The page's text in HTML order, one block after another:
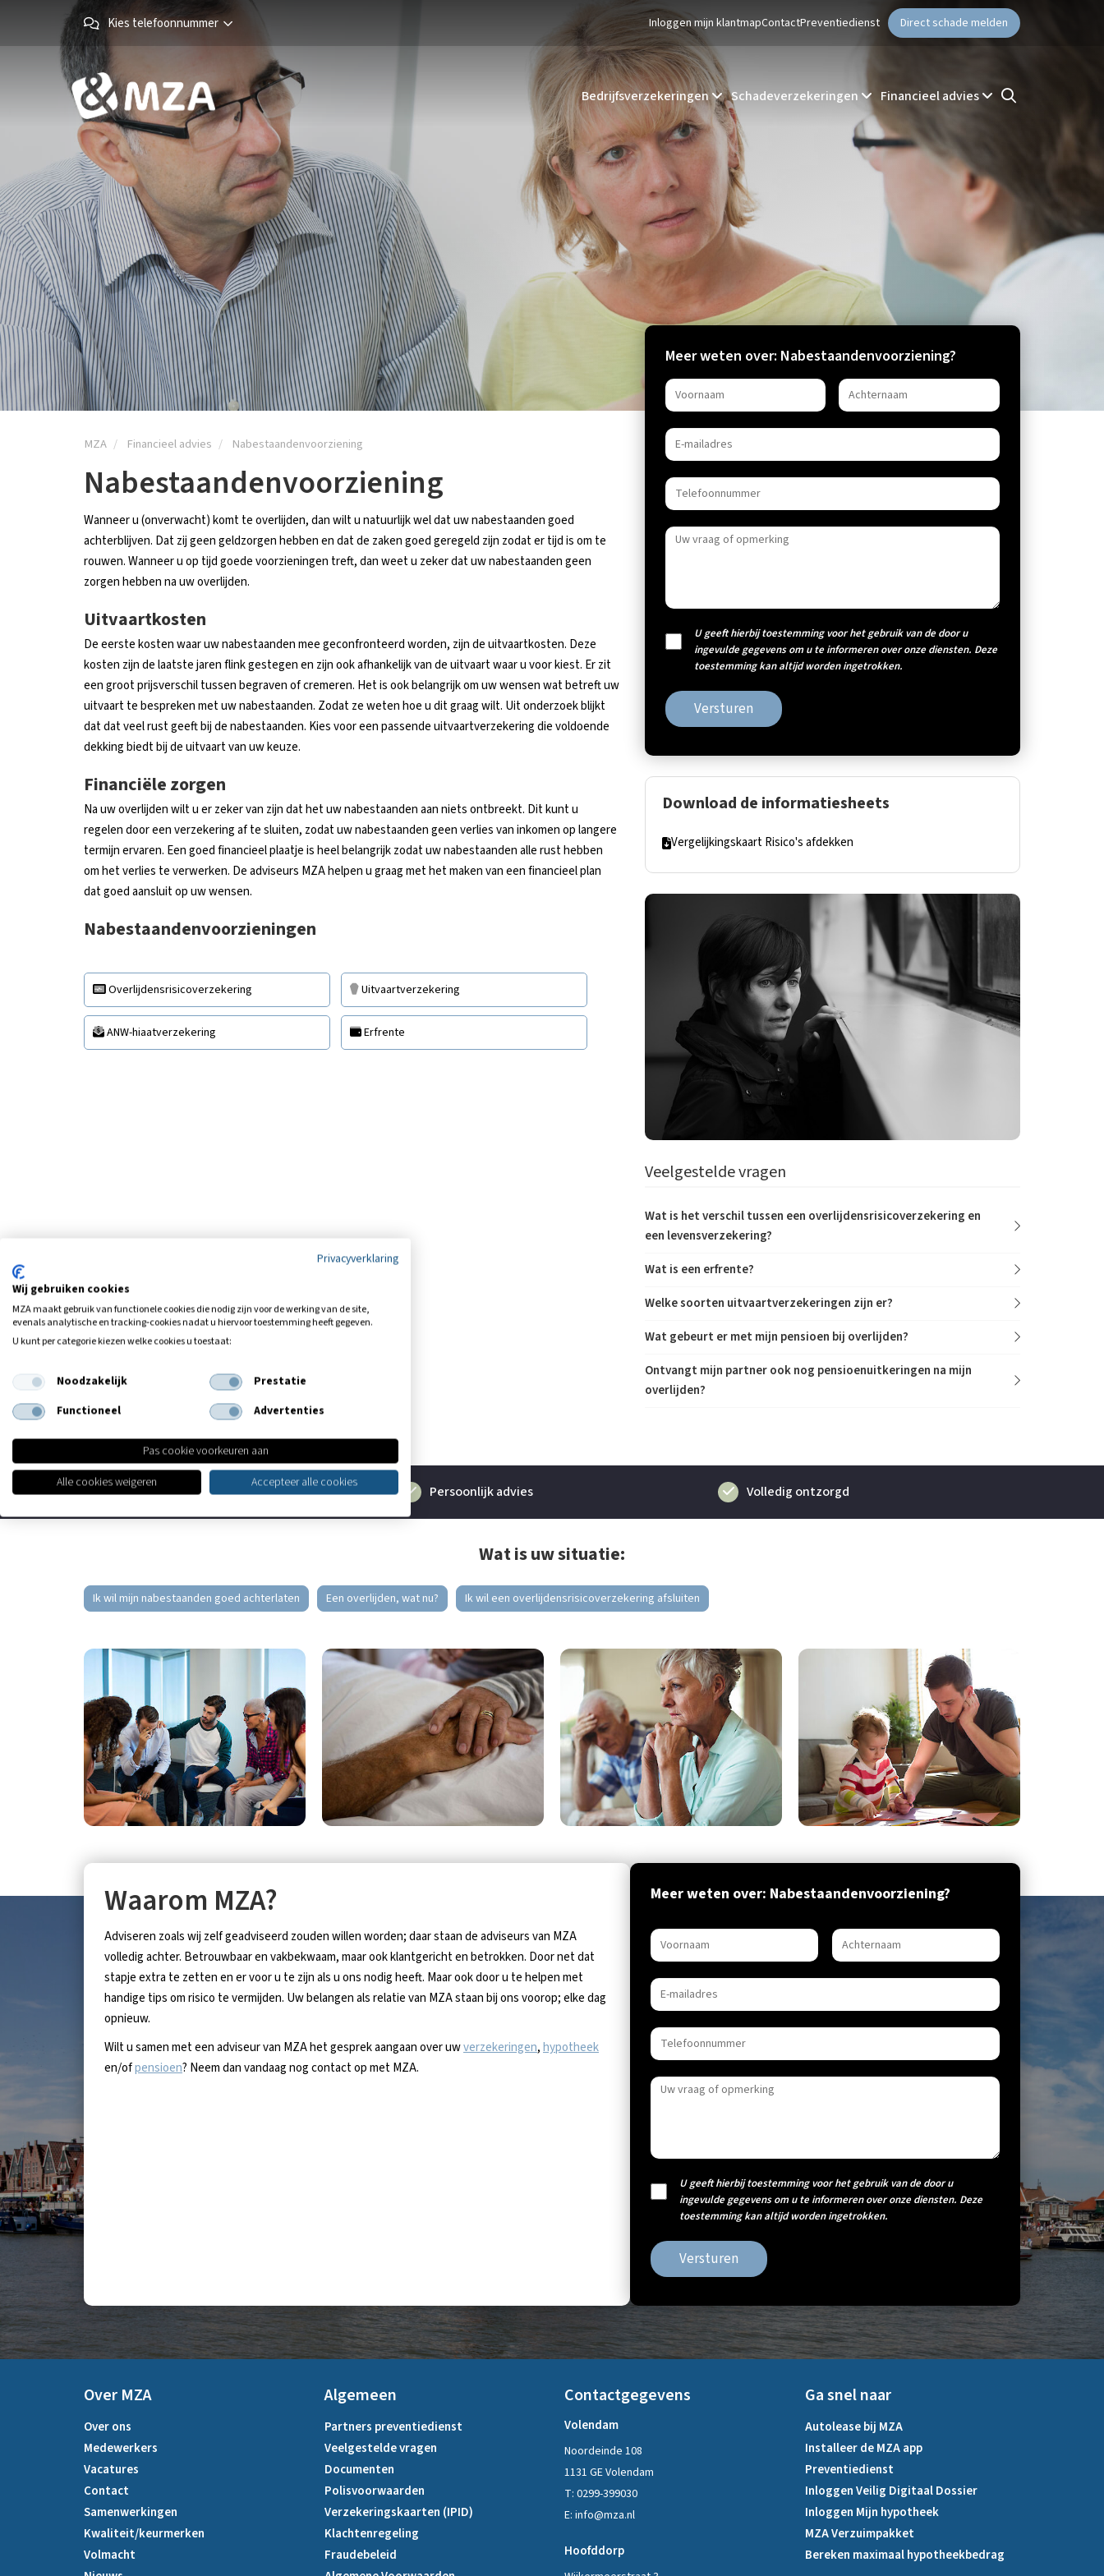
Kies telefoonnummer Inloggen mijn klantmapContactPreventiedienst Direct schade melden
Bedrijfsverzekeringen Schadeverzekeringen Financieel advies
MZA Financieel advies Nabestaandenvoorziening
Nabestaandenvoorziening
Wanneer u (onverwacht) komt te overlijden, dan wilt u natuurlijk wel dat uw nabestaanden goed
achterblijven. Dat zij geen geldzorgen hebben en dat de zaken goed geregeld zijn zodat er tijd is om te
rouwen. Wanneer u op tijd goede voorzieningen treft, dan weet u zeker dat uw nabestaanden geen
zorgen hebben na uw overlijden.
Uitvaartkosten
De eerste kosten waar uw nabestaanden mee geconfronteerd worden, zijn de uitvaartkosten. Deze
kosten zijn de laatste jaren flink gestegen en zijn ook afhankelijk van de uitvaart waar u voor kiest. Er zit
een groot prijsverschil tussen begraven of cremeren. Het is ook belangrijk om uw wensen wat betreft uw
uitvaart te bespreken met uw nabestaanden. Zodat ze weten hoe u dit graag wilt. Uit onderzoek blijkt
dat dat veel rust geeft bij de nabestaanden. Kies voor een passende uitvaartverzekering die voldoende
dekking biedt bij de uitvaart van uw keuze.
Financiële zorgen
Na uw overlijden wilt u er zeker van zijn dat het uw nabestaanden aan niets ontbreekt. Dit kunt u
regelen door een verzekering af te sluiten, zodat uw nabestaanden geen verlies van inkomen op langere
termijn ervaren. Een goed financieel plaatje is heel belangrijk zodat uw nabestaanden alle rust hebben
om het verlies te verwerken. De adviseurs MZA helpen u graag met het maken van een financieel plan
dat goed aansluit op uw wensen.
Nabestaandenvoorzieningen
Overlijdensrisicoverzekering Uitvaartverzekering
ANW-hiaatverzekering Erfrente
Meer weten over: Nabestaandenvoorziening?
U geeft hierbij toestemming voor het gebruik van de door u
ingevulde gegevens om u te informeren over onze diensten. Deze
toestemming kan altijd worden ingetrokken.
Versturen
Download de informatiesheets
Vergelijkingskaart Risico's afdekken
Veelgestelde vragen
Wat is het verschil tussen een overlijdensrisicoverzekering en
een levensverzekering?
Wat is een erfrente?
Welke soorten uitvaartverzekeringen zijn er?
Wat gebeurt er met mijn pensioen bij overlijden?
Ontvangt mijn partner ook nog pensioenuitkeringen na mijn
overlijden?
Alles goed geregeld Persoonlijk advies Volledig ontzorgd
Wat is uw situatie:
Ik wil mijn nabestaanden goed achterlaten Een overlijden, wat nu? Ik wil een overlijdensrisicoverzekering afsluiten
Waarom MZA?
Adviseren zoals wij zelf geadviseerd zouden willen worden; daar staan de adviseurs van MZA
volledig achter. Betrouwbaar en vakbekwaam, maar ook klantgericht en betrokken. Door net dat
stapje extra te zetten en er voor u te zijn als u ons nodig heeft. Maar ook door u te helpen met
handige tips om risico te vermijden. Uw belangen als relatie van MZA staan bij ons voorop; elke dag
opnieuw.
Wilt u samen met een adviseur van MZA het gesprek aangaan over uwverzekeringen,hypotheek
en/ofpensioen? Neem dan vandaag nog contact op met MZA.
Meer weten over: Nabestaandenvoorziening?
U geeft hierbij toestemming voor het gebruik van de door u
ingevulde gegevens om u te informeren over onze diensten. Deze
toestemming kan altijd worden ingetrokken.
Versturen
Over MZA
Over ons
Medewerkers
Vacatures
Contact
Samenwerkingen
Kwaliteit/keurmerken
Volmacht
Algemeen
Partners preventiedienst
Veelgestelde vragen
Documenten
Polisvoorwaarden
Verzekeringskaarten (IPID)
Klachtenregeling
Fraudebeleid
Contactgegevens
Volendam
Noordeinde 108
1131 GE Volendam
T: 0299-399030
E: info@mza.nl
Hoofddorp
Ga snel naar
Autolease bij MZA
Installeer de MZA app
Preventiedienst
Inloggen Veilig Digitaal Dossier
Inloggen Mijn hypotheek
MZA Verzuimpakket
Bereken maximaal hypotheekbedrag
Privacyverklaring
Wij gebruiken cookies
MZA maakt gebruik van functionele cookies die nodig zijn voor de werking van de site,
evenals analytische en tracking‑cookies nadat u hiervoor toestemming heeft gegeven.
U kunt per categorie kiezen welke cookies u toestaat:
Noodzakelijk
Prestatie
Functioneel
Advertenties
Pas cookie voorkeuren aan
Alle cookies weigeren
Accepteer alle cookies